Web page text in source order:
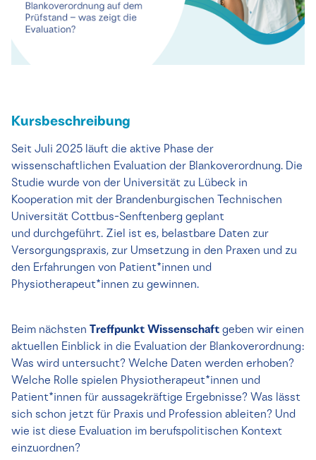
Kursbeschreibung
Seit Juli 2025 läuft die aktive Phase der
wissenschaftlichen Evaluation der Blankoverordnung. Die
Studie wurde von der Universität zu Lübeck in
Kooperation mit der Brandenburgischen Technischen
Universität Cottbus-Senftenberg geplant
und durchgeführt. Ziel ist es, belastbare Daten zur
Versorgungspraxis, zur Umsetzung in den Praxen und zu
den Erfahrungen von Patient*innen und
Physiotherapeut*innen zu gewinnen.
Beim nächsten Treffpunkt Wissenschaft geben wir einen
aktuellen Einblick in die Evaluation der Blankoverordnung:
Was wird untersucht? Welche Daten werden erhoben?
Welche Rolle spielen Physiotherapeut*innen und
Patient*innen für aussagekräftige Ergebnisse? Was lässt
sich schon jetzt für Praxis und Profession ableiten? Und
wie ist diese Evaluation im berufspolitischen Kontext
einzuordnen?